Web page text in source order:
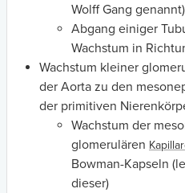
Wolff Gang genannt)
Abgang einiger
Wachstum in
Wachstum kleiner
der Aorta zu den
der primitiven
Wachstum der
glomerulären
Bowman-Kapseln
dieser)